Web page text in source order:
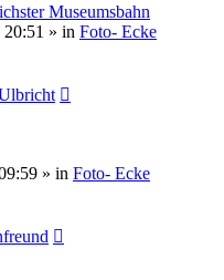
Museumsbahn
20:51 » in Foto- Ecke
» in Foto- Ecke